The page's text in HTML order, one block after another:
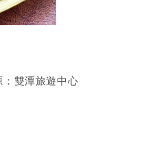
：雙潭旅遊中心